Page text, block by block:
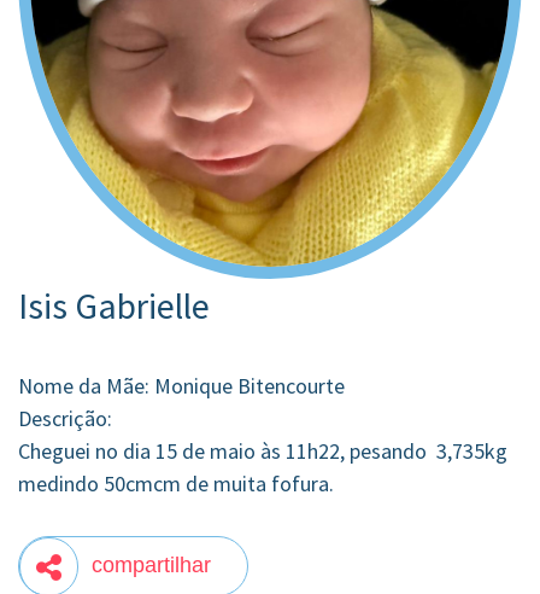
Isis Gabrielle
Nome da Mãe: Monique Bitencourte
Descrição:
Cheguei no dia 15 de maio às 11h22, pesando 3,735kg
medindo 50cmcm de muita fofura.
compartilhar